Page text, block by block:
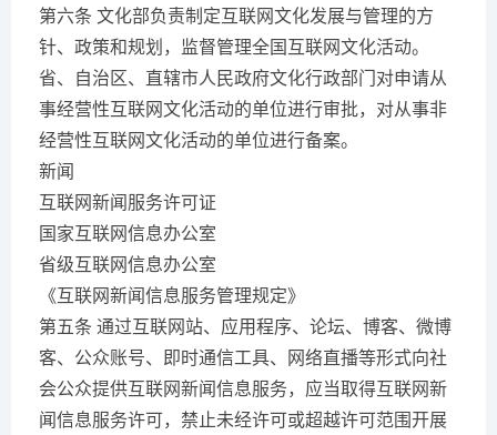
第六条 文化部负责制定互联网文化发展与管理的方
针、政策和规划，监督管理全国互联网文化活动。
省、自治区、直辖市人民政府文化行政部门对申请从
事经营性互联网文化活动的单位进行审批，对从事非
经营性互联网文化活动的单位进行备案。
新闻
互联网新闻服务许可证
国家互联网信息办公室
省级互联网信息办公室
《互联网新闻信息服务管理规定》
第五条 通过互联网站、应用程序、论坛、博客、微博
客、公众账号、即时通信工具、网络直播等形式向社
会公众提供互联网新闻信息服务，应当取得互联网新
闻信息服务许可，禁止未经许可或超越许可范围开展